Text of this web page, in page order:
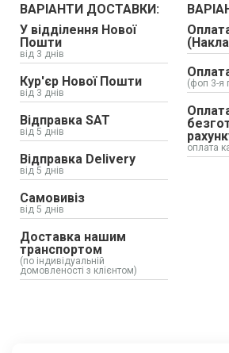
ВАРІАНТИ ДОСТАВКИ:
У відділення Нової
Пошти
від 3 днів
Кур'єр Нової Пошти
від 3 днів
Відправка SAT
від 5 днів
Відправка Delivery
від 5 днів
Самовивіз
від 5 днів
Доставка нашим
транспортом
(по індивідуальній
домовленості з клієнтом)
(фоп 3-я
оплата